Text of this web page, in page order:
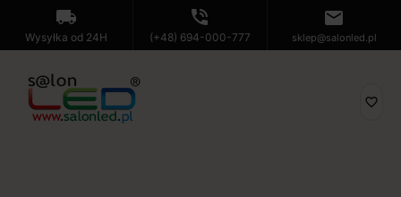
local_shipping
Wysyłka od 24H
phone_in_talk
(+48) 694-000-777
mail
sklep@salonled.pl
favorite_border